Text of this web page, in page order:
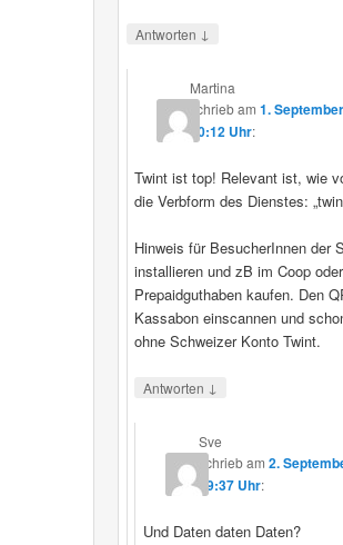
Antworten ↓
Martina
schriebam1.
20:12 Uhr:
Twint ist top! Relevant ist, wie
die Verbform des Dienstes:
Hinweis für BesucherInnen der
installieren und zB im Coop
Prepaidguthaben kaufen. Den
Kassabon einscannen und
ohne Schweizer Konto Twint.
Antworten ↓
Sve
schriebam 2.
19:37 Uhr:
Und Daten daten Daten?